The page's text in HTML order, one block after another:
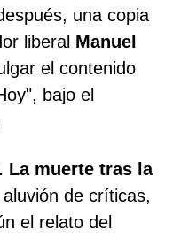
una copia
liberal Manuel
el contenido
bajo el
La muerte tras la
de críticas,
el relato del